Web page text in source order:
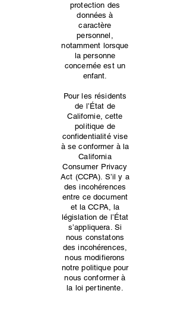
protection des
données à
caractère
personnel,
notamment lorsque
la personne
concernée est un
enfant.
Pour les résidents
de l’État de
Californie, cette
politique de
confidentialité vise
à se conformer à la
California
Consumer Privacy
Act (CCPA). S’il y a
des incohérences
entre ce document
et la CCPA, la
législation de l’État
s’appliquera. Si
nous constatons
des incohérences,
nous modifierons
notre politique pour
nous conformer à
la loi pertinente.